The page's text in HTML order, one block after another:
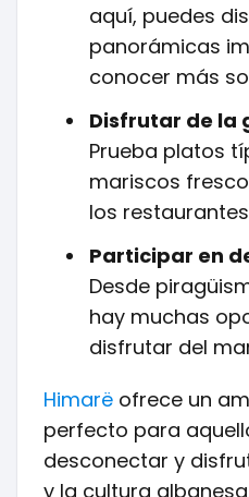
aquí, puedes
panorámicas
conocer más
Disfrutar de la
Prueba platos
mariscos
los
Participar en
Desde
hay muchas
disfrutar del
Himarë ofrece un
perfecto para
desconectar y
y la cultura